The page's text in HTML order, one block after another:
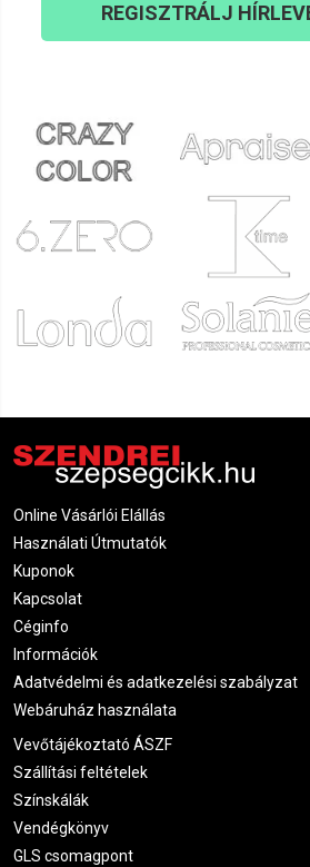
REGISZTRÁLJ
Online Vásárlói Elállás
Használati Útmutatók
Kuponok
Kapcsolat
Céginfo
Információk
Adatvédelmi és adatkezelési szabályzat
Webáruház használata
Vevőtájékoztató ÁSZF
Szállítási feltételek
Színskálák
Vendégkönyv
GLS csomagpont